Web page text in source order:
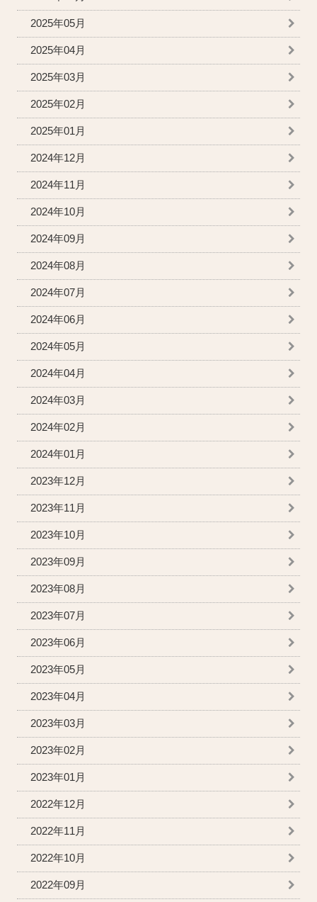
2025年05月
2025年04月
2025年03月
2025年02月
2025年01月
2024年12月
2024年11月
2024年10月
2024年09月
2024年08月
2024年07月
2024年06月
2024年05月
2024年04月
2024年03月
2024年02月
2024年01月
2023年12月
2023年11月
2023年10月
2023年09月
2023年08月
2023年07月
2023年06月
2023年05月
2023年04月
2023年03月
2023年02月
2023年01月
2022年12月
2022年11月
2022年10月
2022年09月